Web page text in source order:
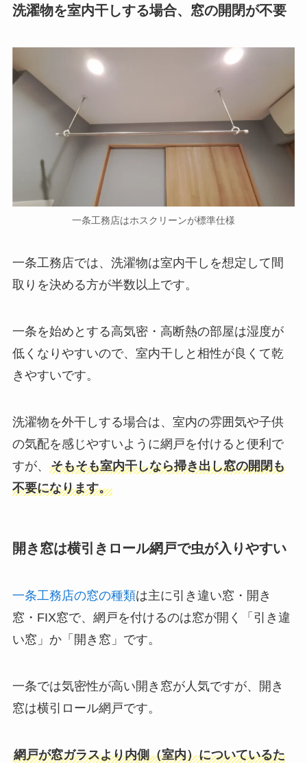
洗濯物を室内干しする場合、窓の開閉が不要
一条工務店はホスクリーンが標準仕様
一条工務店では、洗濯物は室内干しを想定して間
取りを決める方が半数以上です。
一条を始めとする高気密・高断熱の部屋は湿度が
低くなりやすいので、室内干しと相性が良くて乾
きやすいです。
洗濯物を外干しする場合は、室内の雰囲気や子供
の気配を感じやすいように網戸を付けると便利で
すが、 そもそも室内干しなら掃き出し窓の開閉も
不要になります。
開き窓は横引きロール網戸で虫が入りやすい
一条工務店の窓の種類は主に引き違い窓・開き
窓・FIX窓で、網戸を付けるのは窓が開く「引き違
い窓」か「開き窓」です。
一条では気密性が高い開き窓が人気ですが、開き
窓は横引ロール網戸です。
網戸が窓ガラスより内側（室内）についているた